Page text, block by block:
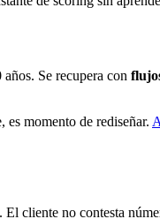
Se recupera con
es momento de rediseñar.
no contesta